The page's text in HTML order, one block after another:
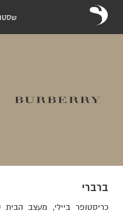
ברברי
כריסטופר ביילי, מעצב